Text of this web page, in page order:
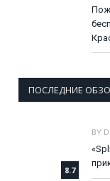
ПОСЛЕДНИЕ
8.7
BY